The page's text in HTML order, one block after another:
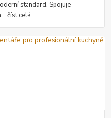
standard. Spojuje
číst celé